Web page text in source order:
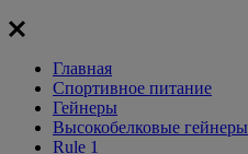
Главная
Спортивное питание
Гейнеры
Высокобелковые гейнеры
Rule 1